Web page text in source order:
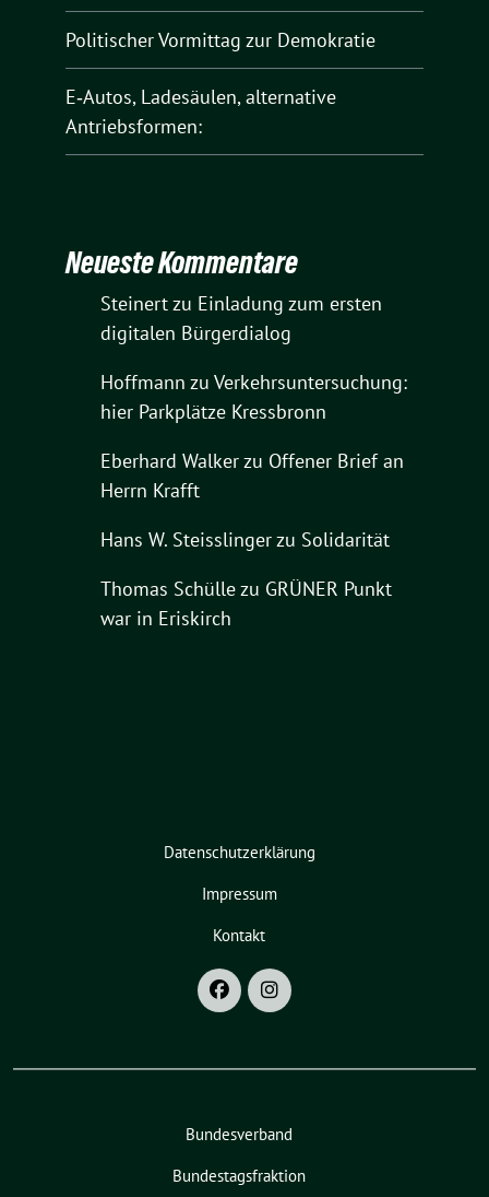
Politischer Vormittag zur Demokratie
E‑Autos, Ladesäulen, alternative
Antriebsformen:
Neueste Kommentare
Steinertzu Einladung zum ersten
digitalen Bürgerdialog
Hoffmann zu Verkehrsuntersuchung:
hier Parkplätze Kressbronn
Eberhard Walkerzu Offener Brief an
Herrn Krafft
Hans W. Steisslingerzu Solidarität
Thomas Schüllezu GRÜNER Punkt
war in Eriskirch
Datenschutzerklärung
Impressum
Kontakt
Bundesverband
Bundestagsfraktion